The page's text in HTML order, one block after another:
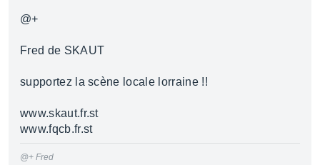
@+
Fred de SKAUT
supportez la scène locale lorraine !!
www.skaut.fr.st
www.fqcb.fr.st
@+ Fred